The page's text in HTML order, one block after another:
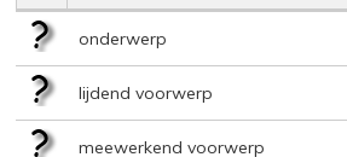
onderwerp
lijdend voorwerp
meewerkend voorwerp